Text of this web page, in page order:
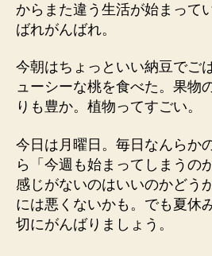
からまた違う生活が始まって
ばれがんばれ。
今朝はちょっといい納豆でご
ューシーな桃を食べた。果物
りも豊か。植物ってすごい。
今日は月曜日。毎日なんらか
ら「今週も始まってしまうの
感じがないのはいいのかどう
には悪くないかも。でも夏休
切にがんばりましょう。